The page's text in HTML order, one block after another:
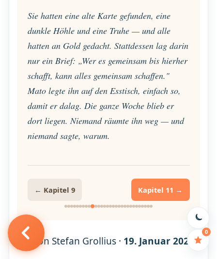
Sie hatten eine alte Karte gefunden, eine
dunkle Höhle und eine Truhe — und alle
hatten an Gold gedacht. Stattdessen lag darin
nur ein Brief: „Wer es gemeinsam bis hierher
schafft, kann alles gemeinsam schaffen."
Mato legte ihn auf den Esstisch, einfach so,
damit er dalag. Die ganze Woche blieb er
dort liegen. Niemand räumte ihn weg — und
niemand sagte, warum.
← Kapitel 9 Kapitel 11 →
Von Stefan Grollius · 19. Januar 2026
0